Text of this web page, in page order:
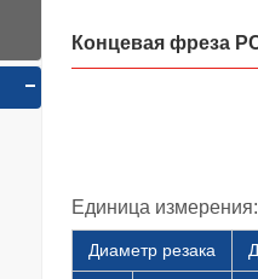
Концевая фреза
Единица
Диаметр резака